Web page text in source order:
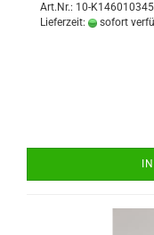
Art.Nr.: 10-K146010345
Lieferzeit:
sofort